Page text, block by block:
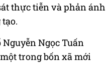
thực tiễn và phản ánh
Ngọc Tuấn
trong bốn xã mới